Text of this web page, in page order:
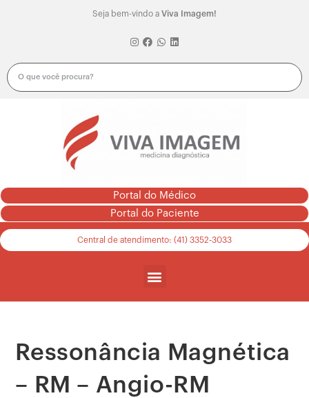
Seja bem-vindo a Viva Imagem!
Portal do Médico
Portal do Paciente
Central de atendimento: (41) 3352-3033
Ressonância Magnética
– RM – Angio-RM